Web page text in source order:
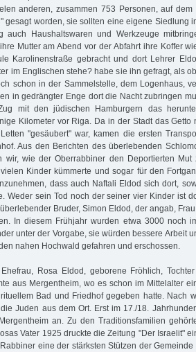
anderen, zusammen 753 Personen, auf
gesagt worden, sie sollten eine eigene Siedlung
auch Haushaltswaren und Werkzeuge
Mutter am Abend vor der Abfahrt ihre Koffer
Karolinenstraße gebracht und dort Lehrer
im Englischen stehe? habe sie ihn gefragt, als
schon in der Sammelstelle, dem Logenhaus,
in gedrängter Enge dort die Nacht zubringen
mit den jüdischen Hamburgern das
Kilometer vor Riga. Da in der Stadt das Getto
"gesäubert" war, kamen die ersten
Aus den Berichten des überlebenden
wir, wie der Oberrabbiner den Deportierten
Kinder kümmerte und sogar für den
dass auch Naftali Eldod sich dort,
Weder sein Tod noch der seiner vier Kinder ist
Bruder, Simon Eldod, der angab,
In diesem Frühjahr wurden etwa 3000 noch
unter der Vorgabe, sie würden bessere Arbeit
nahen Hochwald gefahren und erschossen.
Rosa Eldod, geborene Fröhlich,
aus Mergentheim, wo es schon im Mittelalter
Bad und Friedhof gegeben hatte. Nach
Juden aus dem Ort. Erst im 17./18.
an. Zu den Traditionsfamilien
Vater 1925 druckte die Zeitung "Der Israelit"
eine der stärksten Stützen der